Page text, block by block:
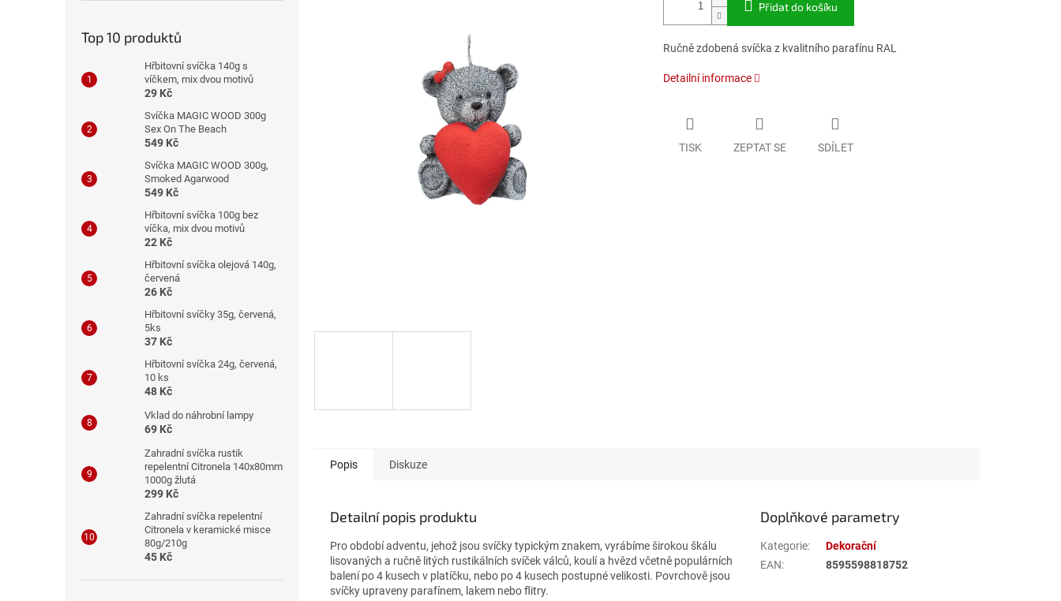
Top 10 produktů
Hřbitovní svíčka 140g s
víčkem, mix dvou motivů
29 Kč
Svíčka MAGIC WOOD 300g
Sex On The Beach
549 Kč
Svíčka MAGIC WOOD 300g,
Smoked Agarwood
549 Kč
Hřbitovní svíčka 100g bez
víčka, mix dvou motivů
22 Kč
Hřbitovní svíčka olejová 140g,
červená
26 Kč
Hřbitovní svíčky 35g, červená,
5ks
37 Kč
Hřbitovní svíčka 24g, červená,
10 ks
48 Kč
Vklad do náhrobní lampy
69 Kč
Zahradní svíčka rustik
repelentní Citronela 140x80mm
1000g žlutá
299 Kč
Zahradní svíčka repelentní
Citronela v keramické misce
80g/210g
45 Kč
Přidat do košíku
Ručně zdobená svíčka z kvalitního parafínu RAL
Detailní informace
TISK ZEPTAT SE SDÍLET
Popis Diskuze
Detailní popis produktu
Pro období adventu, jehož jsou svíčky typickým znakem, vyrábíme širokou škálu
lisovaných a ručně litých rustikálních svíček válců, koulí a hvězd včetně populárních
balení po 4 kusech v platíčku, nebo po 4 kusech postupné velikosti. Povrchově jsou
svíčky upraveny parafínem, lakem nebo flitry.
Doplňkové parametry
Kategorie:
Dekorační
EAN: 8595598818752